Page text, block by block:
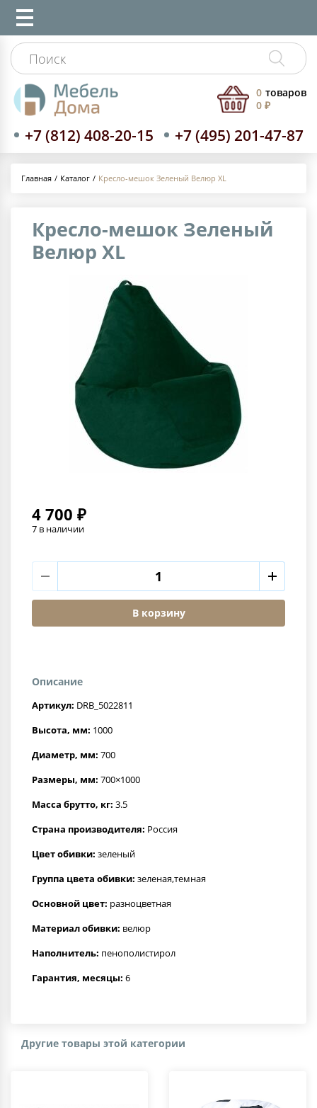
+7 (812) 408-20-15 +7 (495) 201-47-87
0 товаров
0 ₽
Главная Каталог Кресло-мешок Зеленый Велюр XL
Кресло-мешок Зеленый
Велюр XL
4 700 ₽
7 в наличии
В корзину
Описание
Артикул: DRB_5022811
Высота, мм: 1000
Диаметр, мм: 700
Размеры, мм: 700×1000
Масса брутто, кг: 3.5
Страна производителя: Россия
Цвет обивки: зеленый
Группа цвета обивки: зеленая,темная
Основной цвет: разноцветная
Материал обивки: велюр
Наполнитель: пенополистирол
Гарантия, месяцы: 6
Другие товары этой категории